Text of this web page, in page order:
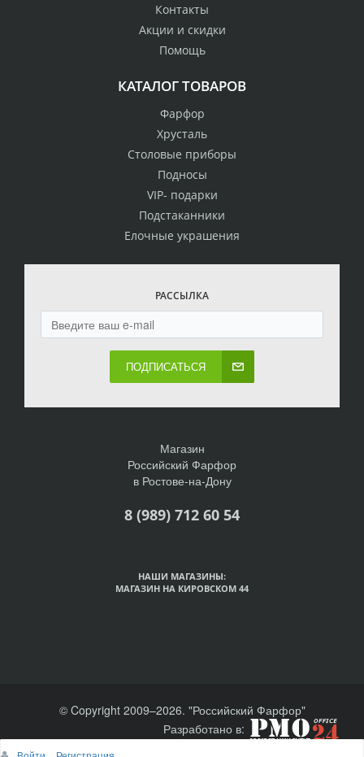
Контакты
Акции и скидки
Помощь
КАТАЛОГ ТОВАРОВ
Фарфор
Хрусталь
Столовые приборы
Подносы
VIP- подарки
Подстаканники
Елочные украшения
РАССЫЛКА
ПОДПИСАТЬСЯ
Магазин
Российский Фарфор
в Ростове-на-Дону
8 (989) 712 60 54
НАШИ МАГАЗИНЫ:
МАГАЗИН НА КИРОВСКОМ 44
© Copyright 2009–2026. "Российский Фарфор"
Разработано в: